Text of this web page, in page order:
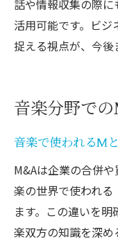
話や情報収集の際
活用可能です。ビジ
捉える視点が、今後
音楽分野で
音楽で使われるM
M&Aは企業の合併
楽の世界で使われ
ます。この違いを
楽双方の知識を深